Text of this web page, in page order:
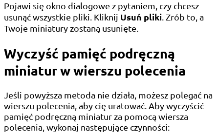
Pojawi się okno dialogowe z pytaniem, czy chcesz
usunąć wszystkie pliki. Kliknij Usuń pliki. Zrób to, a
Twoje miniatury zostaną usunięte.
Wyczyść pamięć podręczną
miniatur w wierszu polecenia
Jeśli powyższa metoda nie działa, możesz polegać na
wierszu polecenia, aby cię uratować. Aby wyczyścić
pamięć podręczną miniatur za pomocą wiersza
polecenia, wykonaj następujące czynności: